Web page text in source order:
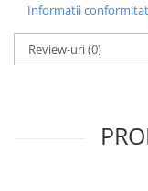
Informatii
Review-uri(0)